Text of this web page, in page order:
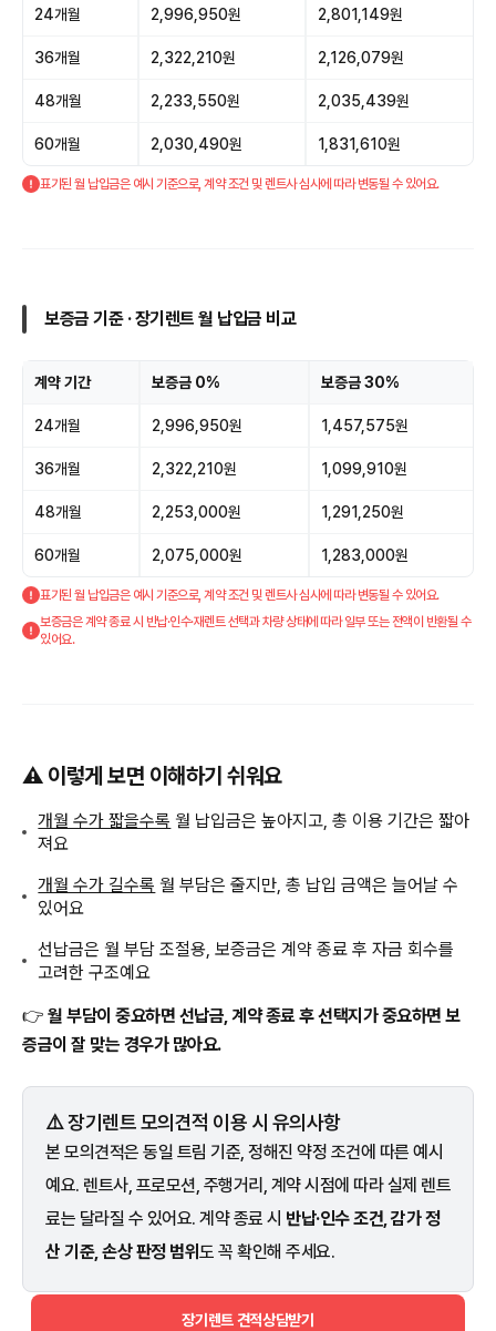
24개월 2,996,950원 2,801,149원
36개월 2,322,210원 2,126,079원
48개월 2,233,550원 2,035,439원
60개월 2,030,490원 1,831,610원
표기된 월 납입금은 예시 기준으로, 계약 조건 및 렌트사 심사에 따라 변동될 수 있어요.
보증금 기준 · 장기렌트 월 납입금 비교
계약 기간 보증금 0% 보증금 30%
24개월 2,996,950원 1,457,575원
36개월 2,322,210원 1,099,910원
48개월 2,253,000원 1,291,250원
60개월 2,075,000원 1,283,000원
표기된 월 납입금은 예시 기준으로, 계약 조건 및 렌트사 심사에 따라 변동될 수 있어요.
보증금은 계약 종료 시 반납·인수·재렌트 선택과 차량 상태에 따라 일부 또는 전액이 반환될 수
있어요.
⚠️ 이렇게 보면 이해하기 쉬워요
개월 수가 짧을수록 월 납입금은 높아지고, 총 이용 기간은 짧아
져요
개월 수가 길수록 월 부담은 줄지만, 총 납입 금액은 늘어날 수
있어요
선납금은 월 부담 조절용, 보증금은 계약 종료 후 자금 회수를
고려한 구조예요
👉 월 부담이 중요하면 선납금, 계약 종료 후 선택지가 중요하면 보
증금이 잘 맞는 경우가 많아요.
⚠️ 장기렌트 모의견적 이용 시 유의사항
본 모의견적은 동일 트림 기준, 정해진 약정 조건에 따른 예시
예요. 렌트사, 프로모션, 주행거리, 계약 시점에 따라 실제 렌트
료는 달라질 수 있어요. 계약 종료 시 반납·인수 조건, 감가 정
산 기준, 손상 판정 범위도 꼭 확인해 주세요.
장기렌트 견적상담받기